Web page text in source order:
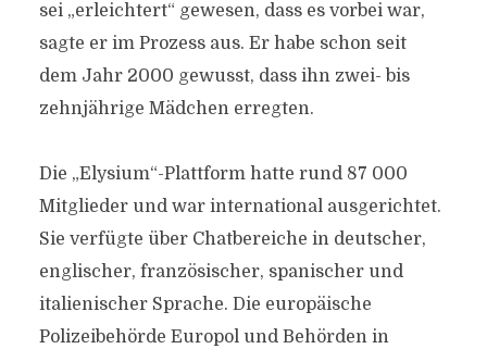
sei „erleichtert“ gewesen, dass es vorbei war,
sagte er im Prozess aus. Er habe schon seit
dem Jahr 2000 gewusst, dass ihn zwei- bis
zehnjährige Mädchen erregten.
Die „Elysium“-Plattform hatte rund 87 000
Mitglieder und war international ausgerichtet.
Sie verfügte über Chatbereiche in deutscher,
englischer, französischer, spanischer und
italienischer Sprache. Die europäische
Polizeibehörde Europol und Behörden in